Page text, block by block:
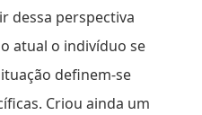
dessa perspectiva
atual o indivíduo se
definem-se
Criou ainda um